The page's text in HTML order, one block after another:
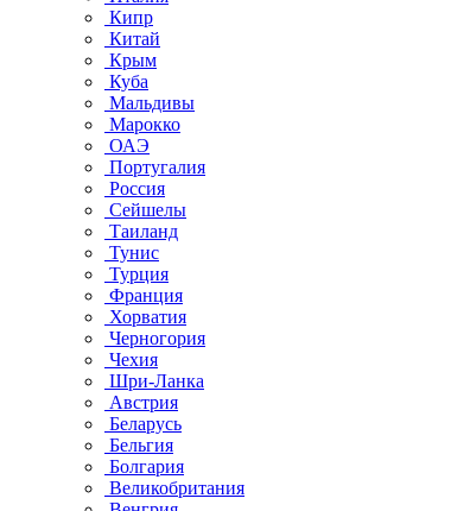
Кипр
Китай
Крым
Куба
Мальдивы
Марокко
ОАЭ
Португалия
Россия
Сейшелы
Таиланд
Тунис
Турция
Франция
Хорватия
Черногория
Чехия
Шри-Ланка
Австрия
Беларусь
Бельгия
Болгария
Великобритания